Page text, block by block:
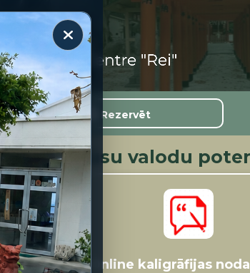
Rezervēt
atklās Jūsu valodu
Online kaligrāfijas